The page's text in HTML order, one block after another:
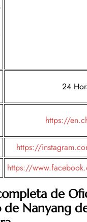
24
https://
https://
https://
de
Nanyang